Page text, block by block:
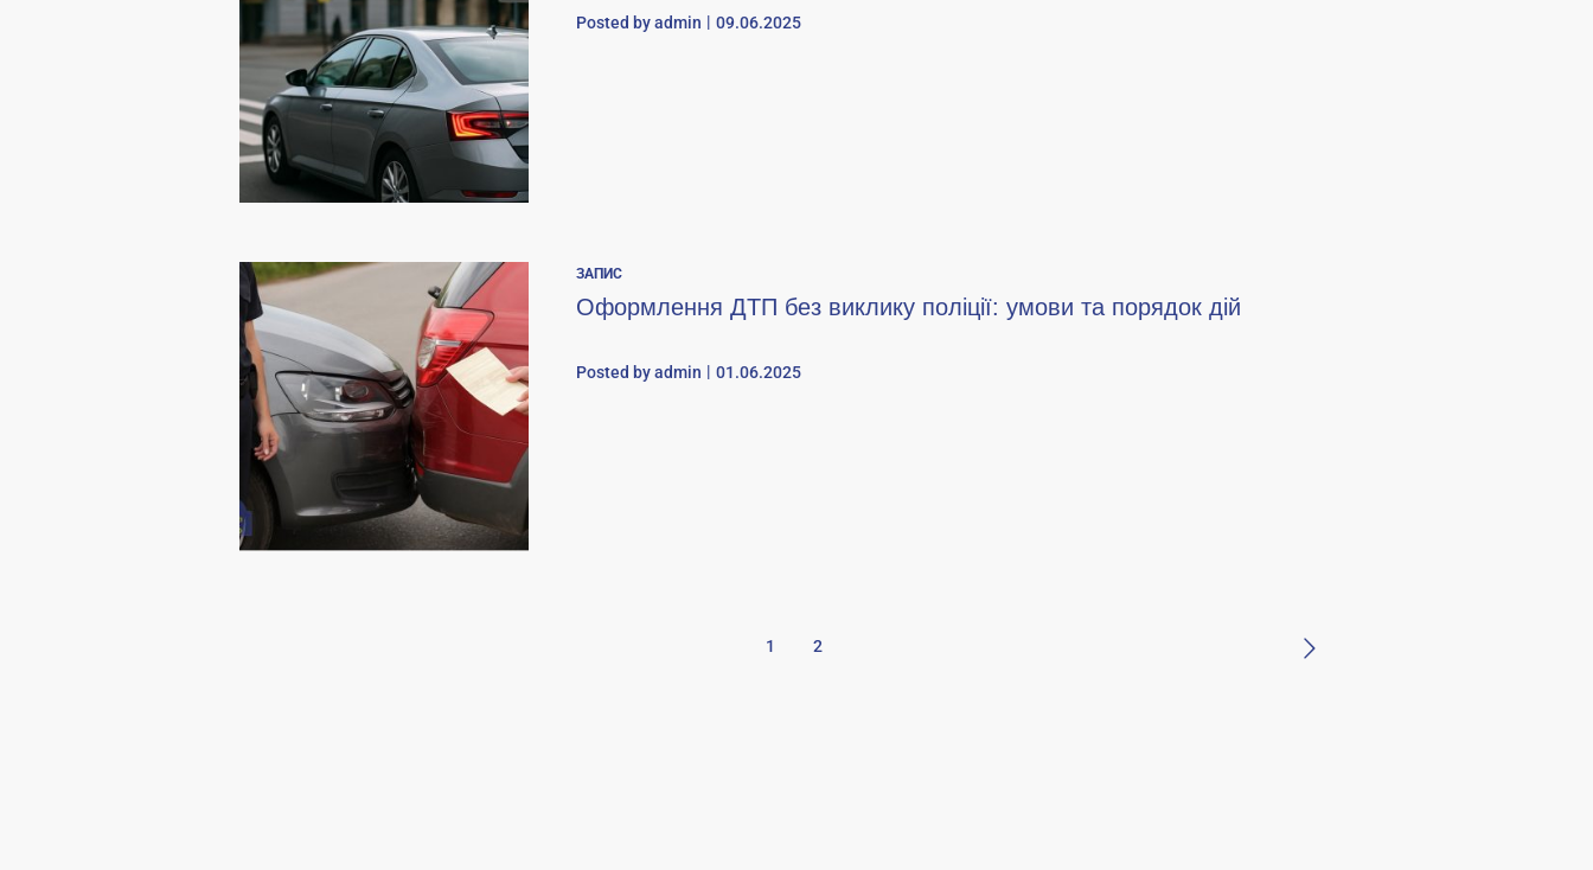
Posted byadmin 09.06.2025
ЗАПИС
Оформлення ДТП без виклику поліції: умови та порядок дій
Posted byadmin 01.06.2025
1 2